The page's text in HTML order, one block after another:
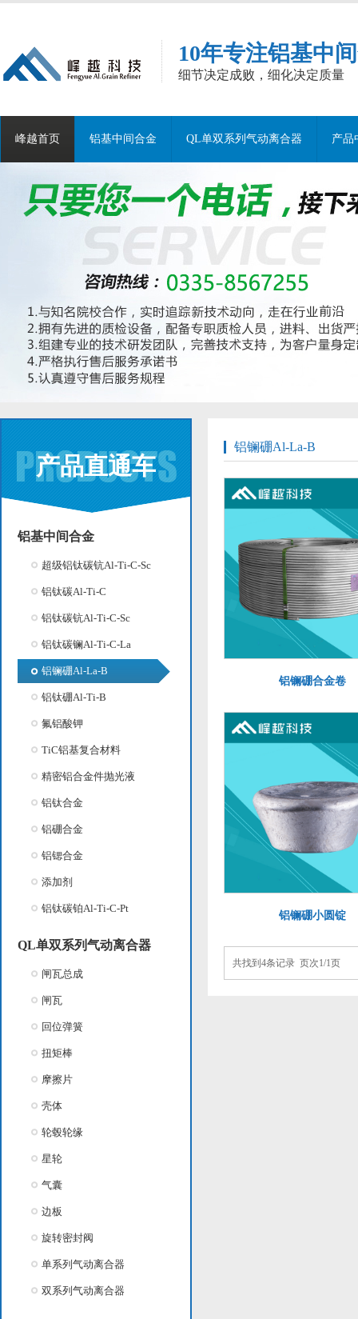
10年专注铝基中
细节决定成败，细化决定质量
峰越首页 铝基中间合金 QL单双系列气动离合器 产品
产品直通车
铝基中间合金
超级铝钛碳钪Al-Ti-C-Sc
铝钛碳Al-Ti-C
铝钛碳钪Al-Ti-C-Sc
铝钛碳镧Al-Ti-C-La
铝镧硼Al-La-B
铝钛硼Al-Ti-B
氟铝酸钾
TiC铝基复合材料
精密铝合金件抛光液
铝钛合金
铝硼合金
铝锶合金
添加剂
铝钛碳铂Al-Ti-C-Pt
QL单双系列气动离合器
闸瓦总成
闸瓦
回位弹簧
扭矩棒
摩擦片
壳体
轮毂轮缘
星轮
气囊
边板
旋转密封阀
单系列气动离合器
双系列气动离合器
铝镧硼Al-La-B
铝镧硼合金卷
铝镧硼小圆锭
共找到4条记录 页次1/1页